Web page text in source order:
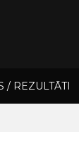
/ REZULTĀTI